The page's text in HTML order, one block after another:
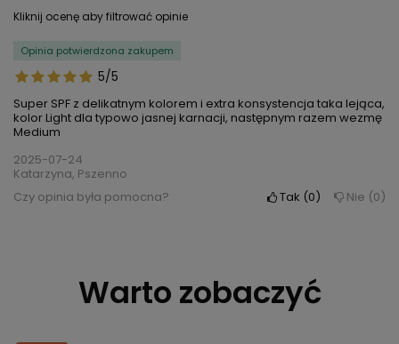
Kliknij ocenę aby filtrować opinie
5/5
Opinia potwierdzona zakupem
Super SPF z delikatnym kolorem i extra konsystencja taka lejąca,
kolor Light dla typowo jasnej karnacji, następnym razem wezmę
Medium
2025-07-24
Katarzyna, Pszenno
Czy opinia była pomocna?
Tak 0 Nie 0
Warto zobaczyć